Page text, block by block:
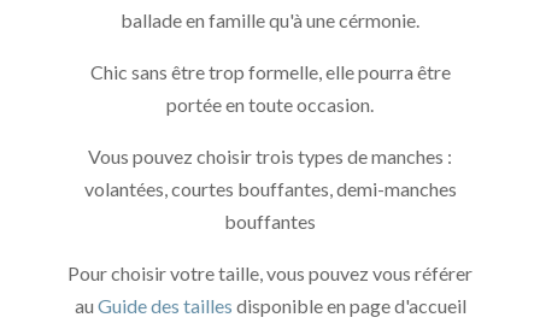
ballade en famille qu'à une cérmonie.
Chic sans être trop formelle, elle pourra être
portée en toute occasion.
Vous pouvez choisir trois types de manches :
volantées, courtes bouffantes, demi-manches
bouffantes
Pour choisir votre taille, vous pouvez vous référer
au Guide des tailles disponible en page d'accueil